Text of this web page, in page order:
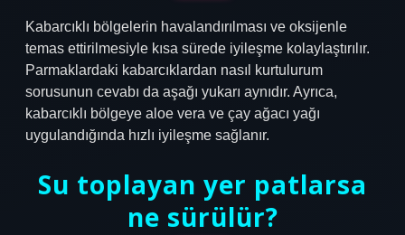
Kabarcıklı bölgelerin havalandırılması ve oksijenle
temas ettirilmesiyle kısa sürede iyileşme kolaylaştırılır.
Parmaklardaki kabarcıklardan nasıl kurtulurum
sorusunun cevabı da aşağı yukarı aynıdır. Ayrıca,
kabarcıklı bölgeye aloe vera ve çay ağacı yağı
uygulandığında hızlı iyileşme sağlanır.
Su toplayan yer patlarsa
ne sürülür?